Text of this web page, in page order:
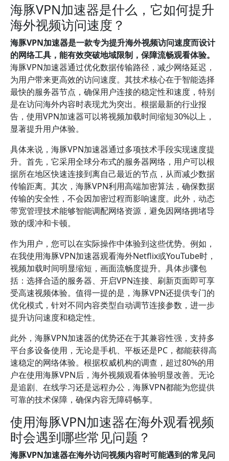
海豚VPN加速器是什么，它如何提升
海外视频访问速度？
海豚VPN加速器是一款专为提升海外视频访问速度而设计
的网络工具，能有效突破地域限制，保障流畅观看体验。
海豚VPN加速器通过优化数据传输路径，减少网络延迟，
为用户带来更高效的访问速度。其技术核心在于智能选择
最快的服务器节点，确保用户连接的稳定性和速度，特别
是在访问海外内容时表现尤为突出。根据最新的行业报
告，使用VPN加速器可以将视频加载时间缩短30%以上，
显著提升用户体验。
具体来说，海豚VPN加速器通过多项技术手段实现速度提
升。首先，它采用全球分布式的服务器网络，用户可以根
据所在地区快速连接到离自己最近的节点，从而减少数据
传输距离。其次，海豚VPN利用高端加密算法，确保数据
传输的安全性，不会因加密过程而影响速度。此外，动态
带宽管理技术能够智能调配网络资源，避免因网络拥堵导
致的缓冲和卡顿。
作为用户，您可以在实际操作中体验到这些优势。例如，
在我使用海豚VPN加速器观看海外Netflix或YouTube时，
视频加载时间明显缩短，画面流畅度提升。具体步骤包
括：选择合适的服务器、开启VPN连接、刷新页面即可享
受高速视频体验。值得一提的是，海豚VPN还提供专门的
优化模式，针对不同内容类型自动调节连接参数，进一步
提升访问速度和稳定性。
此外，海豚VPN加速器的优势还在于其兼容性强，支持多
平台多设备使用，无论是手机、平板还是PC，都能获得高
速稳定的网络体验。根据权威机构的调查，超过80%的用
户在使用海豚VPN后，海外视频观看体验明显改善。无论
是追剧、在线学习还是远程办公，海豚VPN都能为您提供
可靠的技术保障，确保内容无障碍畅享。
使用海豚VPN加速器在海外观看视频
时会遇到哪些常见问题？
海豚VPN加速器在海外访问视频内容时可能遇到的常见问